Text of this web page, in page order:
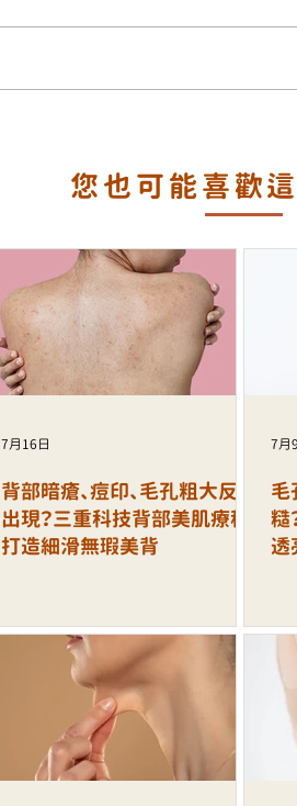
您也可能喜歡
背部暗瘡、痘印、毛孔粗大反覆
出現？三重科技背部美肌療程
打造細滑無瑕美背
7月16日
毛
糙
透
7月